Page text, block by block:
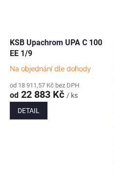
KSB Upachrom UPA C 100
EE 1/9
Na objednání dle dohody
od 18 911,57 Kč bez DPH
od 22 883 Kč / ks
DETAIL